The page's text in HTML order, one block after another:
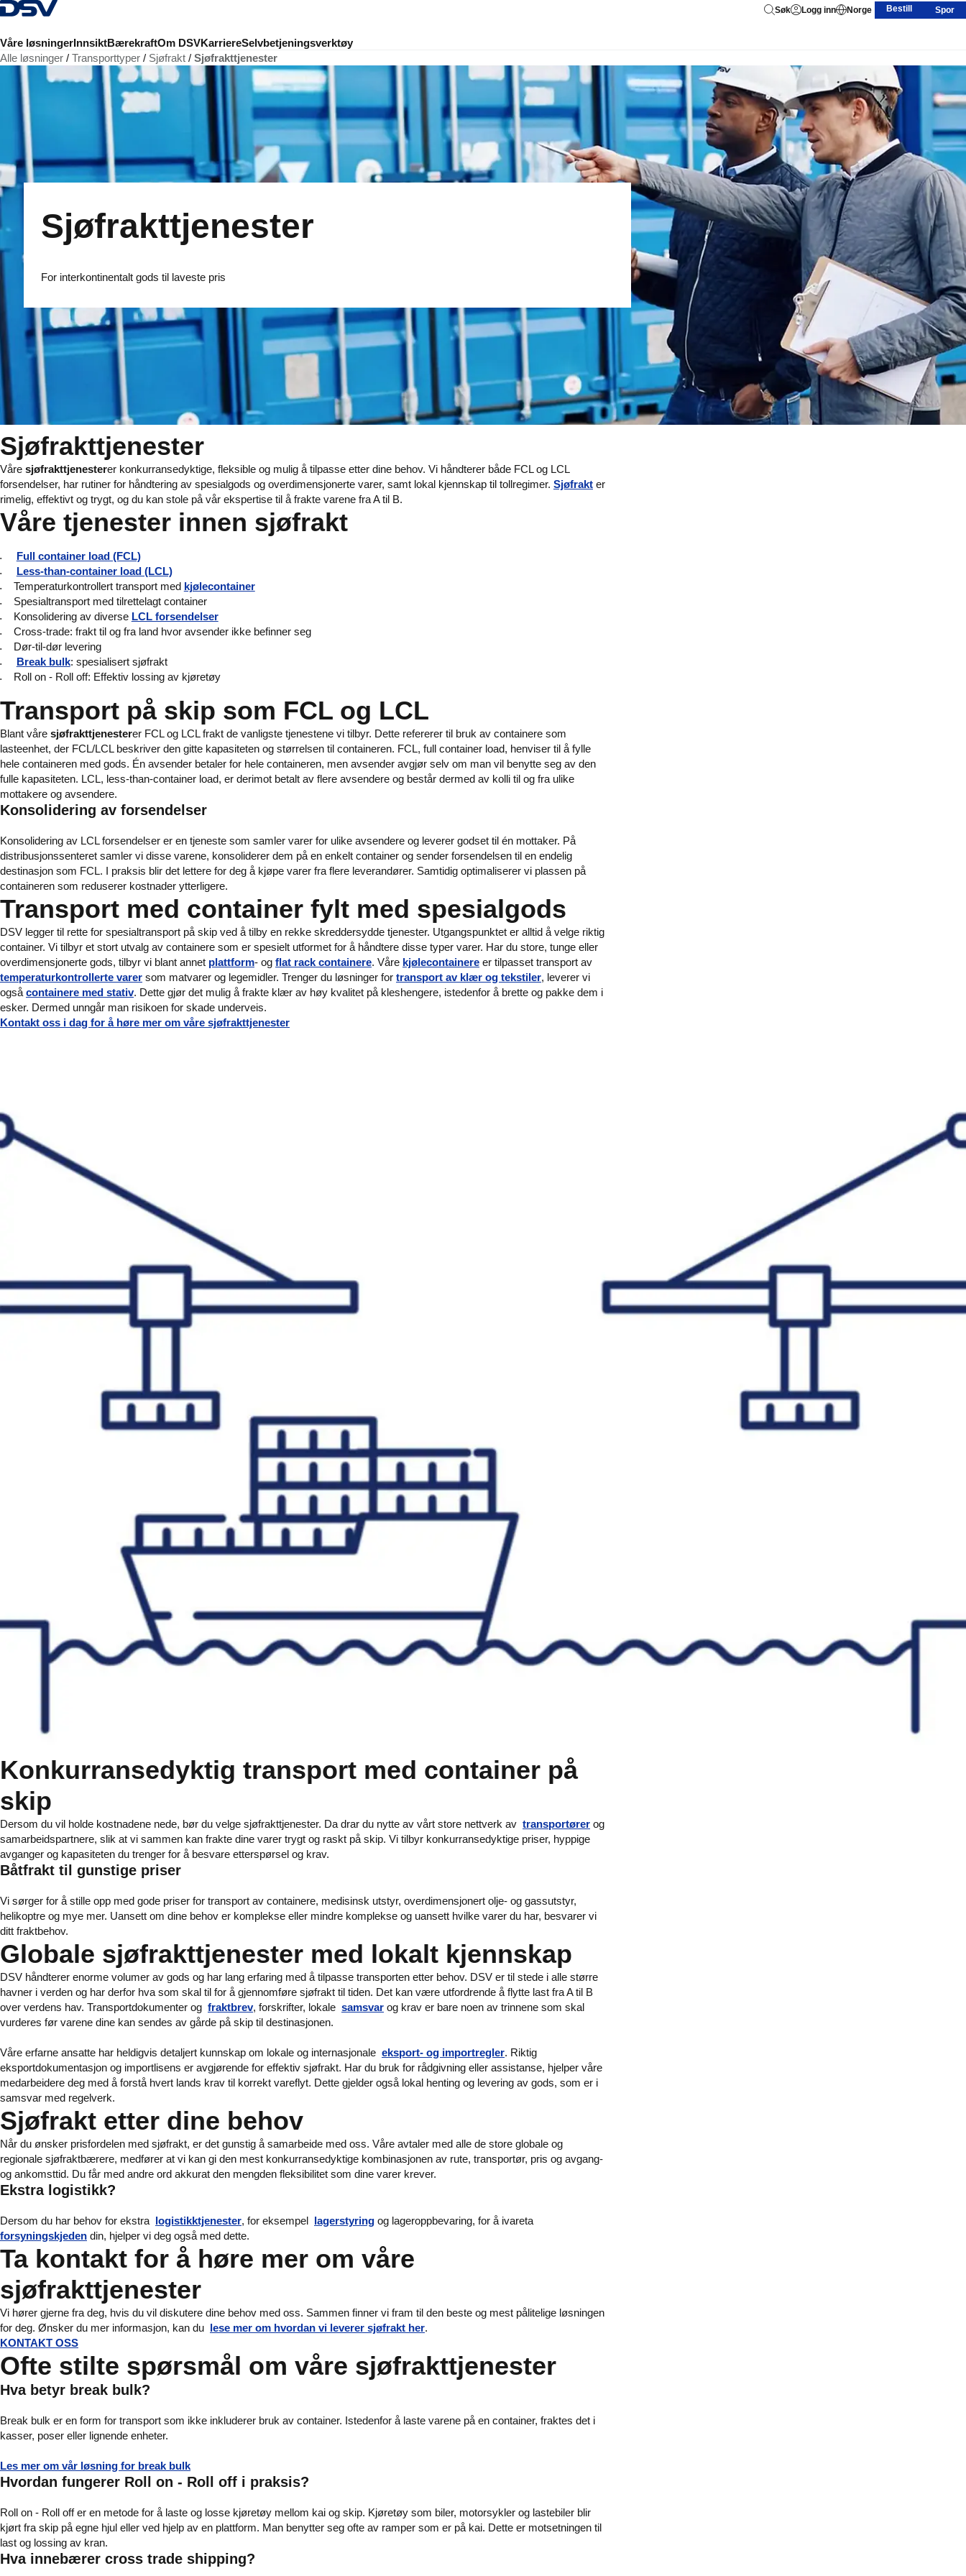
Tilbake til hjemmesiden
Våre løsningerInnsiktBærekraftOm DSVKarriereSelvbetjeningsverktøy
Søk Logg inn Norge Bestill Spor
Alle løsninger Transporttyper Sjøfrakt Sjøfrakttjenester
Sjøfrakttjenester
For interkontinentalt gods til laveste pris
Sjøfrakttjenester
Våre sjøfrakttjenesterer konkurransedyktige, fleksible og mulig å tilpasse etter dine behov. Vi håndterer både FCL og LCL
forsendelser, har rutiner for håndtering av spesialgods og overdimensjonerte varer, samt lokal kjennskap til tollregimer. Sjøfrakt er
rimelig, effektivt og trygt, og du kan stole på vår ekspertise til å frakte varene fra A til B.
Våre tjenester innen sjøfrakt
Full container load (FCL)
Less-than-container load (LCL)
Temperaturkontrollert transport med kjølecontainer
Spesialtransport med tilrettelagt container
Konsolidering av diverse LCL forsendelser
Cross-trade: frakt til og fra land hvor avsender ikke befinner seg
Dør-til-dør levering
Break bulk: spesialisert sjøfrakt
Roll on - Roll off: Effektiv lossing av kjøretøy
Transport på skip som FCL og LCL
Blant våre sjøfrakttjenesterer FCL og LCL frakt de vanligste tjenestene vi tilbyr. Dette refererer til bruk av containere som
lasteenhet, der FCL/LCL beskriver den gitte kapasiteten og størrelsen til containeren. FCL, full container load, henviser til å fylle
hele containeren med gods. Én avsender betaler for hele containeren, men avsender avgjør selv om man vil benytte seg av den
fulle kapasiteten. LCL, less-than-container load, er derimot betalt av flere avsendere og består dermed av kolli til og fra ulike
mottakere og avsendere.
Konsolidering av forsendelser
Konsolidering av LCL forsendelser er en tjeneste som samler varer for ulike avsendere og leverer godset til én mottaker. På
distribusjonssenteret samler vi disse varene, konsoliderer dem på en enkelt container og sender forsendelsen til en endelig
destinasjon som FCL. I praksis blir det lettere for deg å kjøpe varer fra flere leverandører. Samtidig optimaliserer vi plassen på
containeren som reduserer kostnader ytterligere.
Transport med container fylt med spesialgods
DSV legger til rette for spesialtransport på skip ved å tilby en rekke skreddersydde tjenester. Utgangspunktet er alltid å velge riktig
container. Vi tilbyr et stort utvalg av containere som er spesielt utformet for å håndtere disse typer varer. Har du store, tunge eller
overdimensjonerte gods, tilbyr vi blant annet plattform- og flat rack containere. Våre kjølecontainere er tilpasset transport av
temperaturkontrollerte varer som matvarer og legemidler. Trenger du løsninger for transport av klær og tekstiler, leverer vi
også containere med stativ. Dette gjør det mulig å frakte klær av høy kvalitet på kleshengere, istedenfor å brette og pakke dem i
esker. Dermed unngår man risikoen for skade underveis.
Kontakt oss i dag for å høre mer om våre sjøfrakttjenester
Konkurransedyktig transport med container på
skip
Dersom du vil holde kostnadene nede, bør du velge sjøfrakttjenester. Da drar du nytte av vårt store nettverk av transportører og
samarbeidspartnere, slik at vi sammen kan frakte dine varer trygt og raskt på skip. Vi tilbyr konkurransedyktige priser, hyppige
avganger og kapasiteten du trenger for å besvare etterspørsel og krav.
Båtfrakt til gunstige priser
Vi sørger for å stille opp med gode priser for transport av containere, medisinsk utstyr, overdimensjonert olje- og gassutstyr,
helikoptre og mye mer. Uansett om dine behov er komplekse eller mindre komplekse og uansett hvilke varer du har, besvarer vi
ditt fraktbehov.
Globale sjøfrakttjenester med lokalt kjennskap
DSV håndterer enorme volumer av gods og har lang erfaring med å tilpasse transporten etter behov. DSV er til stede i alle større
havner i verden og har derfor hva som skal til for å gjennomføre sjøfrakt til tiden. Det kan være utfordrende å flytte last fra A til B
over verdens hav. Transportdokumenter og fraktbrev, forskrifter, lokale samsvar og krav er bare noen av trinnene som skal
vurderes før varene dine kan sendes av gårde på skip til destinasjonen.
Våre erfarne ansatte har heldigvis detaljert kunnskap om lokale og internasjonale eksport- og importregler. Riktig
eksportdokumentasjon og importlisens er avgjørende for effektiv sjøfrakt. Har du bruk for rådgivning eller assistanse, hjelper våre
medarbeidere deg med å forstå hvert lands krav til korrekt vareflyt. Dette gjelder også lokal henting og levering av gods, som er i
samsvar med regelverk.
Sjøfrakt etter dine behov
Når du ønsker prisfordelen med sjøfrakt, er det gunstig å samarbeide med oss. Våre avtaler med alle de store globale og
regionale sjøfraktbærere, medfører at vi kan gi den mest konkurransedyktige kombinasjonen av rute, transportør, pris og avgang-
og ankomsttid. Du får med andre ord akkurat den mengden fleksibilitet som dine varer krever.
Ekstra logistikk?
Dersom du har behov for ekstra logistikktjenester, for eksempel lagerstyring og lageroppbevaring, for å ivareta
forsyningskjeden din, hjelper vi deg også med dette.
Ta kontakt for å høre mer om våre
sjøfrakttjenester
Vi hører gjerne fra deg, hvis du vil diskutere dine behov med oss. Sammen finner vi fram til den beste og mest pålitelige løsningen
for deg. Ønsker du mer informasjon, kan du lese mer om hvordan vi leverer sjøfrakt her.
KONTAKT OSS
Ofte stilte spørsmål om våre sjøfrakttjenester
Hva betyr break bulk?
Break bulk er en form for transport som ikke inkluderer bruk av container. Istedenfor å laste varene på en container, fraktes det i
kasser, poser eller lignende enheter.
Les mer om vår løsning for break bulk
Hvordan fungerer Roll on - Roll off i praksis?
Roll on - Roll off er en metode for å laste og losse kjøretøy mellom kai og skip. Kjøretøy som biler, motorsykler og lastebiler blir
kjørt fra skip på egne hjul eller ved hjelp av en plattform. Man benytter seg ofte av ramper som er på kai. Dette er motsetningen til
last og lossing av kran.
Hva innebærer cross trade shipping?